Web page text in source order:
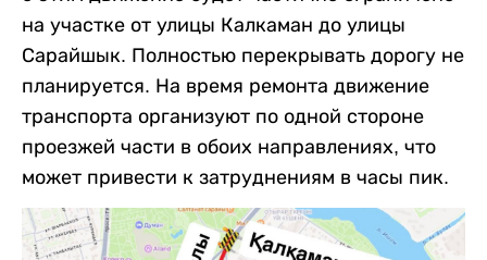
на участке от улицы Калкаман до улицы
Сарайшык. Полностью перекрывать дорогу не
планируется. На время ремонта движение
транспорта организуют по одной стороне
проезжей части в обоих направлениях, что
может привести к затруднениям в часы пик.